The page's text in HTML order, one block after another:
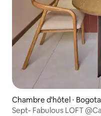
Chambre d'hôtel ⋅ Bogota
Sept- Fabulous LOFT